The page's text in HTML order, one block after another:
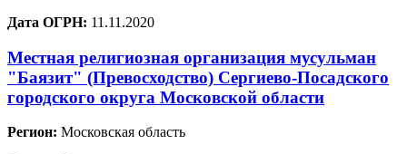
Дата ОГРН: 11.11.2020
Местная религиозная организация мусульман
"Баязит" (Превосходство) Сергиево-Посадского
городского округа Московской области
Регион: Московская область